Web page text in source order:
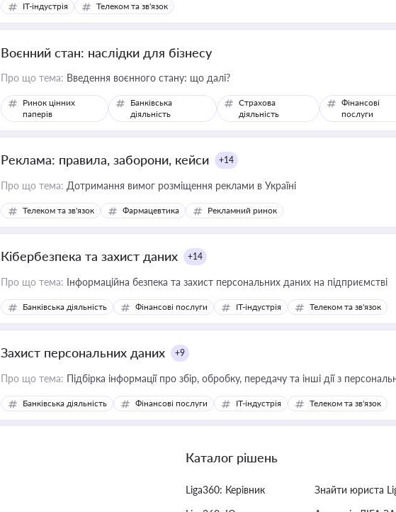
IT-індустрія Телеком та зв'язок
Воєнний стан: наслідки для бізнесу
Про що тема: Введення воєнного стану: що далі?
Ринок цінних
паперів
Банківська
діяльність
Страхова
діяльність
Фінансові
послуги
Реклама: правила, заборони, кейси +14
Про що тема: Дотримання вимог розміщення реклами в Україні
Телеком та зв'язок Фармацевтика Рекламний ринок
Кібербезпека та захист даних +14
Про що тема: Інформаційна безпека та захист персональних даних на підприємстві
Банківська діяльність Фінансові послуги IT-індустрія Телеком та зв'язок
Захист персональних даних +9
Про що тема: Підбірка інформації про збір, обробку, передачу та інші дії з
Банківська діяльність Фінансові послуги IT-індустрія Телеком та зв'язок
Каталог рішень
Liga360: Керівник
Знайти юриста